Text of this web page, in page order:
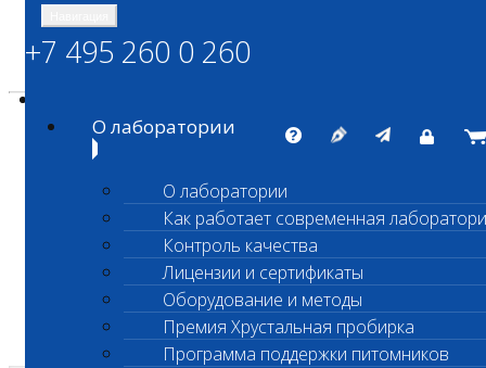
ШАНС БИО
Независимая ветеринарная лаборатория
+7 495 260 0 260
О лаборатории
О лаборатории
Как работает современная
Контроль качества
Лицензии и сертификаты
Оборудование и методы
Премия Хрустальная пробирка
Программа поддержки питомников